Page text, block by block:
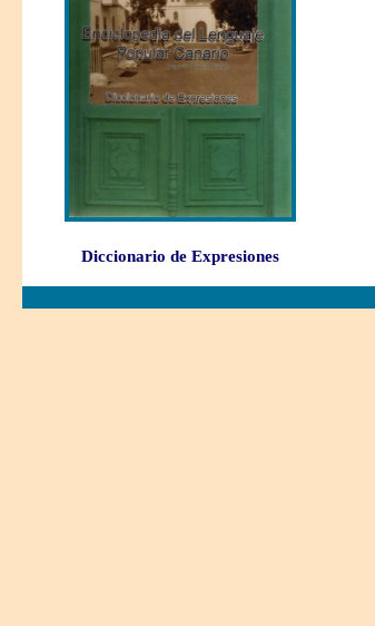
Diccionario de Expresiones